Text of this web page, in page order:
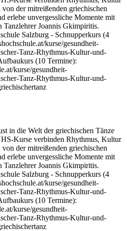
in die Welt der griechischen Tänze
Kurse verbinden Rhythmus, Kultur
der mitreißenden griechischen
erlebe unvergessliche Momente mit
Tanzlehrer Joannis Gkimpiritis.
Salzburg - Schnupperkurs (4
kurse/gesundheit-
Tanz-Rhythmus-Kultur-und-
(10 Termine):
kurse/gesundheit-
Tanz-Rhythmus-Kultur-und-